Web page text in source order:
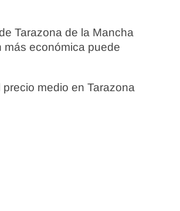
Tarazona de la Mancha
más económica puede
medio en Tarazona